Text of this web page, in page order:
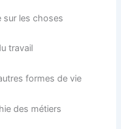
sur les choses
travail
formes de vie
des métiers